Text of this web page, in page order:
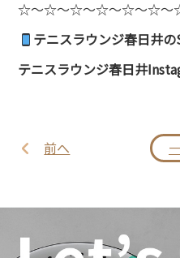
☆〜☆〜☆〜☆〜☆〜☆
テニスラウンジ春日井の
テニスラウンジ春日井
前へ